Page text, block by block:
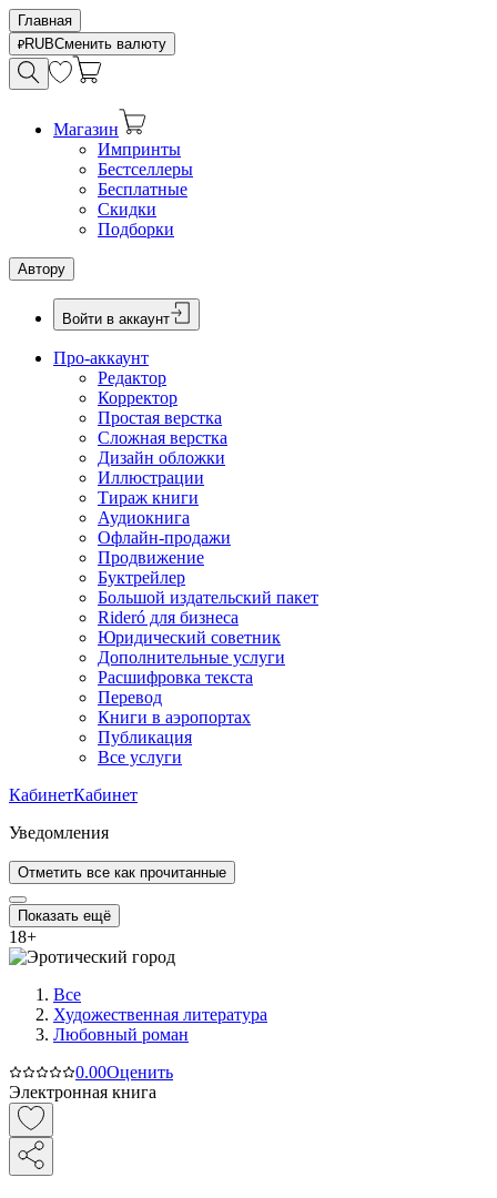
Главная
RUBСменить валюту
Магазин
Импринты
Бестселлеры
Бесплатные
Скидки
Подборки
Автору
Войти в аккаунт
Про-аккаунт
Редактор
Корректор
Простая верстка
Сложная верстка
Дизайн обложки
Иллюстрации
Тираж книги
Аудиокнига
Офлайн-продажи
Продвижение
Буктрейлер
Большой издательский пакет
Rideró для бизнеса
Юридический советник
Дополнительные услуги
Расшифровка текста
Перевод
Книги в аэропортах
Публикация
Все услуги
КабинетКабинет
Уведомления
Отметить все как прочитанные
Показать ещё
18+
Все
Художественная литература
Любовный роман
0.00Оценить
Электронная книга